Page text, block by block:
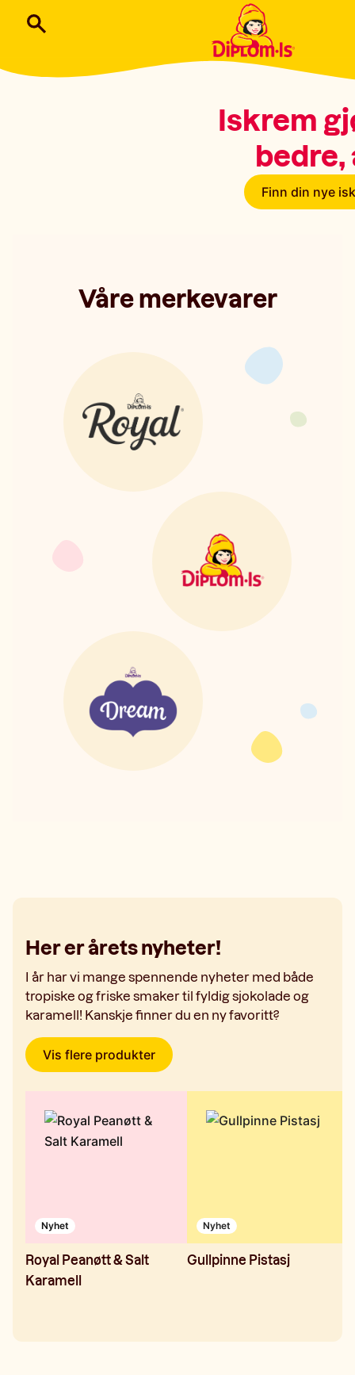
Iskrem
Finn din nye
Våre merkevarer
Her er årets nyheter!
I år har vi mange spennende nyheter med både
tropiske og friske smaker til fyldig sjokolade og
karamell! Kanskje finner du en ny favoritt?
Vis flere produkter
Nyhet
Royal Peanøtt & Salt
Karamell
Nyhet
Gullpinne Pistasj